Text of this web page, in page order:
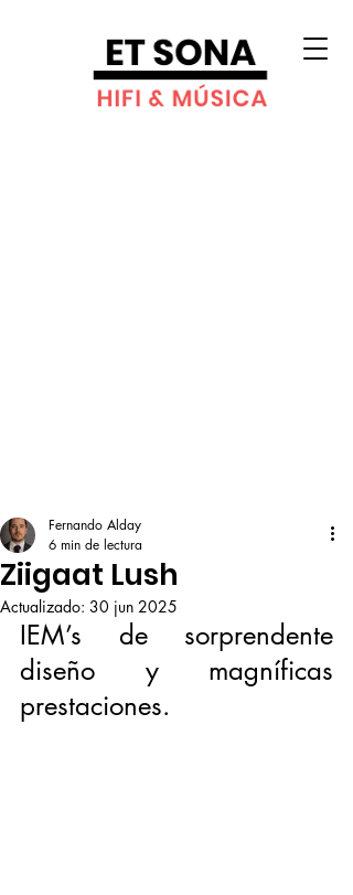
Ziigaat Lush
Fernando Alday
6 min de lectura
Actualizado: 30 jun 2025
IEM’s de sorprendente
diseño y magníficas
prestaciones.